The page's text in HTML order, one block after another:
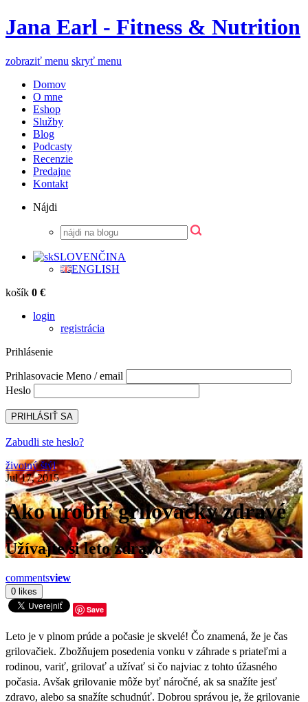
Jana Earl - Fitness & Nutrition
zobraziť menu skryť menu
Domov
O mne
Eshop
Služby
Blog
Podcasty
Recenzie
Predajne
Kontakt
Nájdi
SLOVENČINA
ENGLISH
košík 0 €
login
registrácia
Prihlásenie
Prihlasovacie Meno / email
Heslo
Zabudli ste heslo?
životný štýl
Jul 17, 2015
Ako urobiť grilovačky zdravé
Užívajte si leto zdravo
commentsview
Save
Leto je v plnom prúde a počasie je skvelé! Čo znamená, že je čas
grilovačiek. Zbožňujem posedenia vonku v záhrade s priateľmi a
rodinou, variť, grilovať a užívať si čo najviac z tohto úžasného
počasia. Avšak grilovanie môže byť náročné, ak sa snažíte jesť
zdravo, alebo sa snažíte schudnúť. Dobrou správou je, že grilovanie